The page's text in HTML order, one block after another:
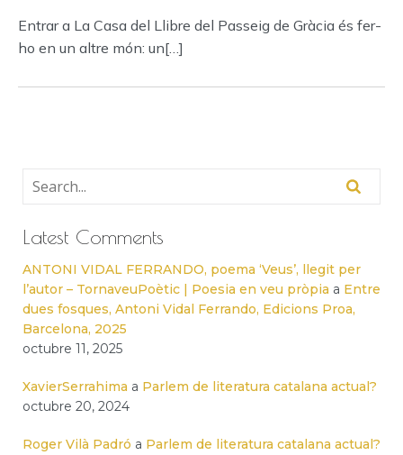
Entrar a La Casa del Llibre del Passeig de Gràcia és fer-
ho en un altre món: un[…]
Latest Comments
ANTONI VIDAL FERRANDO, poema ‘Veus’, llegit per
l’autor – TornaveuPoètic | Poesia en veu pròpia a Entre
dues fosques, Antoni Vidal Ferrando, Edicions Proa,
Barcelona, 2025
octubre 11, 2025
XavierSerrahima a Parlem de literatura catalana actual?
octubre 20, 2024
Roger Vilà Padró a Parlem de literatura catalana actual?